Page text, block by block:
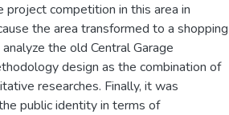
project competition in this area in
the area transformed to a shopping
the old Central Garage
design as the combination of
researches. Finally, it was
public identity in terms of